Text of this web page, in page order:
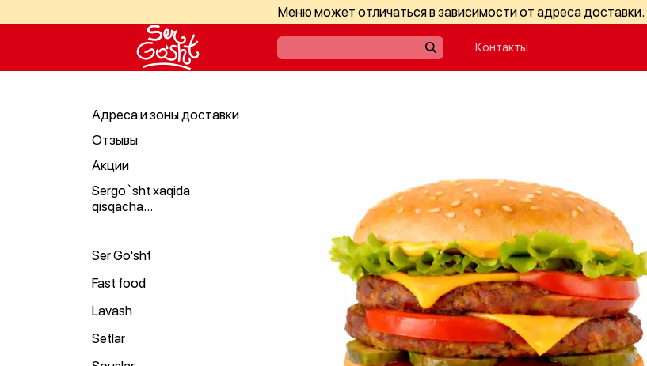
Меню может отличаться в зависимости от адреса
Контакты
Адреса и зоны доставки
Отзывы
Акции
Sergo`sht xaqida
qisqacha...
Ser Go'sht
Fast food
Lavash
Setlar